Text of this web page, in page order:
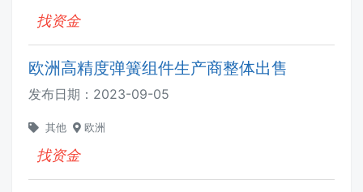
找资金
欧洲高精度弹簧组件生产商整体出售
发布日期： 2023-09-05
其他 欧洲
找资金